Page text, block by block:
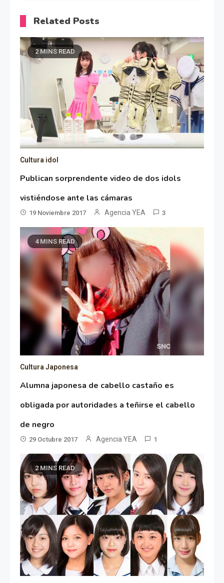
Related Posts
2 MINS READ
Cultura idol
Publican sorprendente video de dos idols
vistiéndose ante las cámaras
19 Noviembre 2017 Agencia YEA 3
4 MINS READ
Cultura Japonesa
Alumna japonesa de cabello castaño es
obligada por autoridades a teñirse el cabello
de negro
29 Octubre 2017 Agencia YEA 1
2 MINS READ